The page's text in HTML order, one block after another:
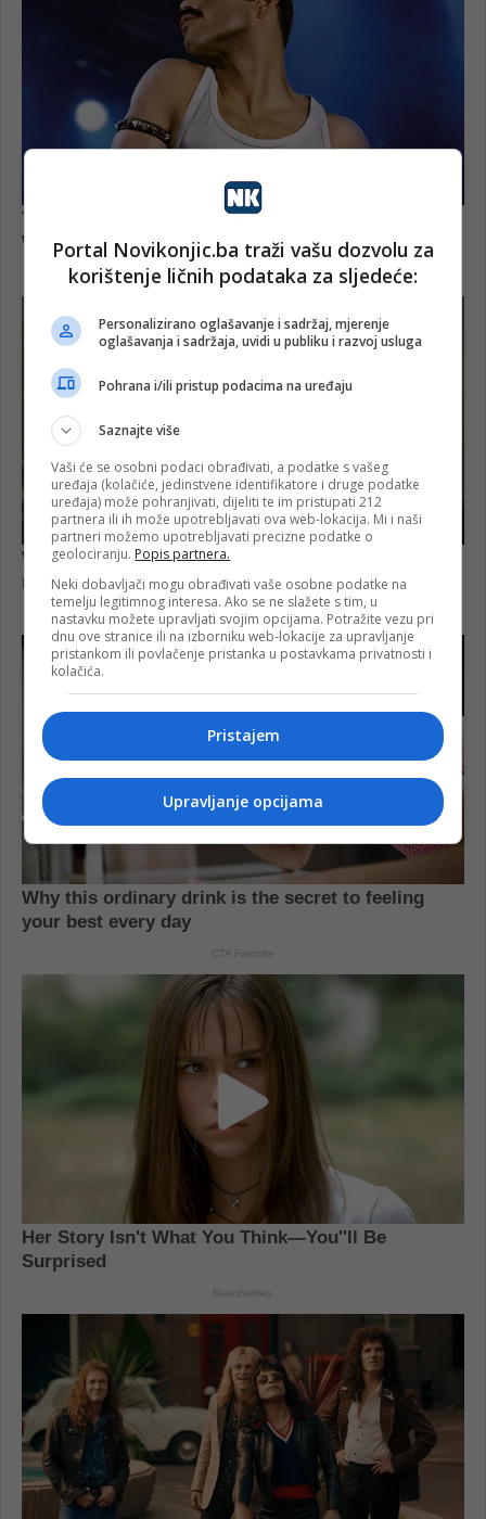
Portal Novikonjic.ba traži vašu dozvolu za
korištenje ličnih podataka za sljedeće:
Personalizirano oglašavanje i sadržaj, mjerenje
oglašavanja i sadržaja, uvidi u publiku i razvoj usluga
Pohrana i/ili pristup podacima na uređaju
Saznajte više
Vaši će se osobni podaci obrađivati, a podatke s vašeg
uređaja (kolačiće, jedinstvene identifikatore i druge podatke
uređaja) može pohranjivati, dijeliti te im pristupati 212
partnera ili ih može upotrebljavati ova web-lokacija. Mi i naši
partneri možemo upotrebljavati precizne podatke o
geolociranju. Popis partnera.
Neki dobavljači mogu obrađivati vaše osobne podatke na
temelju legitimnog interesa. Ako se ne slažete s tim, u
nastavku možete upravljati svojim opcijama. Potražite vezu pri
dnu ove stranice ili na izborniku web-lokacije za upravljanje
pristankom ili povlačenje pristanka u postavkama privatnosti i
kolačića.
Pristajem
Upravljanje opcijama